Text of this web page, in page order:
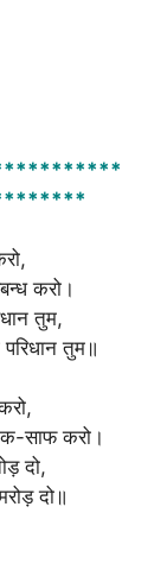
करो।
तुम,
तुम॥
साफ करो।
दो,
दो॥